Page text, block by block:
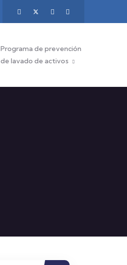
Programa de prevención
de lavado de activos